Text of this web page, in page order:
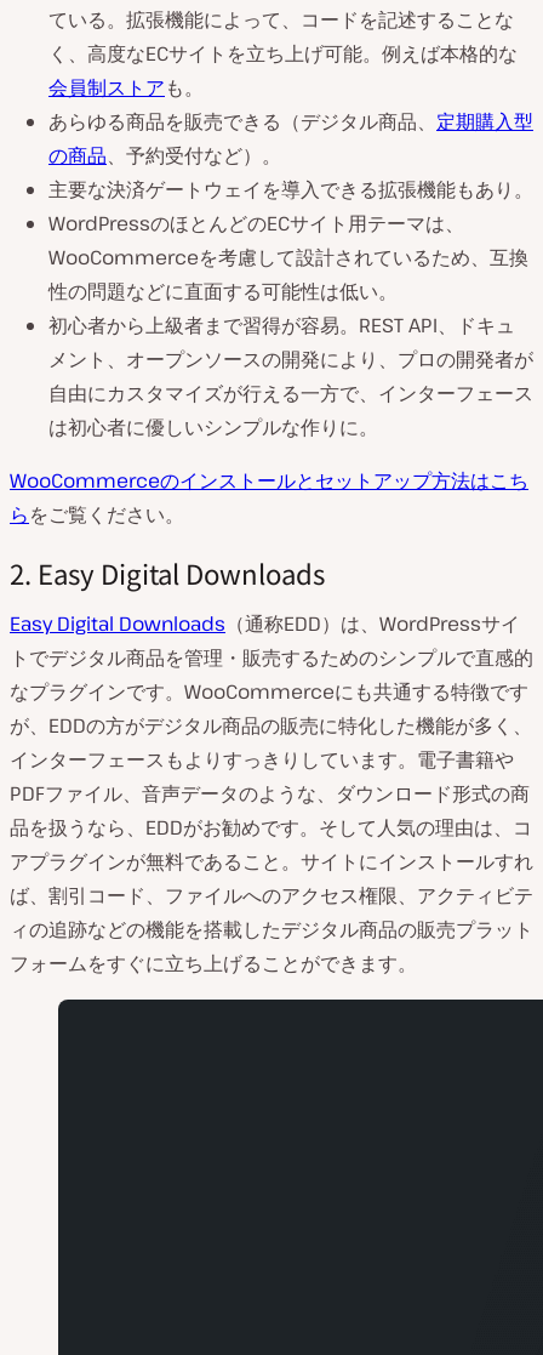
ている。拡張機能によって、コードを記述することな
く、高度なECサイトを立ち上げ可能。例えば本格的な
会員制ストアも。
あらゆる商品を販売できる（デジタル商品、 定期購入型
の商品、予約受付など）。
主要な決済ゲートウェイを導入できる拡張機能もあり。
WordPressのほとんどのECサイト用テーマは、
WooCommerceを考慮して設計されているため、互換
性の問題などに直面する可能性は低い。
初心者から上級者まで習得が容易。REST API、ドキュ
メント、オープンソースの開発により、プロの開発者が
自由にカスタマイズが行える一方で、インターフェース
は初心者に優しいシンプルな作りに。
WooCommerceのインストールとセットアップ方法はこち
らをご覧ください。
2. Easy Digital Downloads
Easy Digital Downloads （通称EDD）は、WordPressサイ
トでデジタル商品を管理・販売するためのシンプルで直感的
なプラグインです。WooCommerceにも共通する特徴です
が、EDDの方がデジタル商品の販売に特化した機能が多く、
インターフェースもよりすっきりしています。電子書籍や
PDFファイル、音声データのような、ダウンロード形式の商
品を扱うなら、EDDがお勧めです。そして人気の理由は、コ
アプラグインが無料であること。サイトにインストールすれ
ば、割引コード、ファイルへのアクセス権限、アクティビテ
ィの追跡などの機能を搭載したデジタル商品の販売プラット
フォームをすぐに立ち上げることができます。